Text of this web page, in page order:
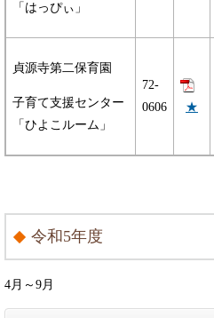
「はっぴぃ」
貞源寺第二保育園
子育て支援センター
「ひよこルーム」
72-
0606
★
令和5年度
4月～9月